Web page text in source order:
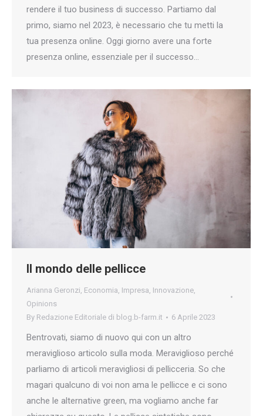
rendere il tuo business di successo. Partiamo dal
primo, siamo nel 2023, è necessario che tu metti la
tua presenza online. Oggi giorno avere una forte
presenza online, essenziale per il successo…
Il mondo delle pellicce
Arianna Geronzi, Economia, Impresa, Innovazione,
Opinions
By Redazione Editoriale di blog.b-farm.it 6 Aprile 2023
Bentrovati, siamo di nuovo qui con un altro
meraviglioso articolo sulla moda. Meraviglioso perché
parliamo di articoli meravigliosi di pellicceria. So che
magari qualcuno di voi non ama le pellicce e ci sono
anche le alternative green, ma vogliamo anche far